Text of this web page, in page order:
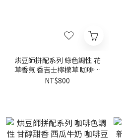
烘豆師拼配系列 綠色調性 花
草香氣 香吉士檸檬草 咖啡豆
(半磅)｜黃金烘焙
NT$800